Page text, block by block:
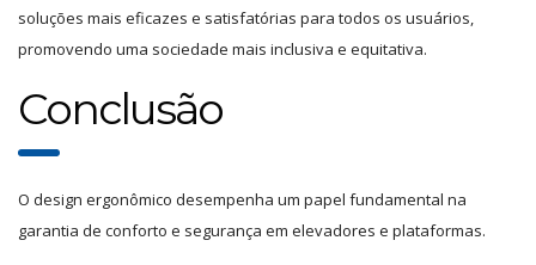
soluções mais eficazes e satisfatórias para todos os usuários,
promovendo uma sociedade mais inclusiva e equitativa.
Conclusão
O design ergonômico desempenha um papel fundamental na
garantia de conforto e segurança em elevadores e plataformas.